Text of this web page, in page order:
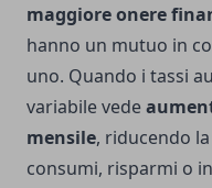
maggiore onere
hanno un mutuo in
uno. Quando i tassi
variabile vede
mensile, riducendo
consumi, risparmi o